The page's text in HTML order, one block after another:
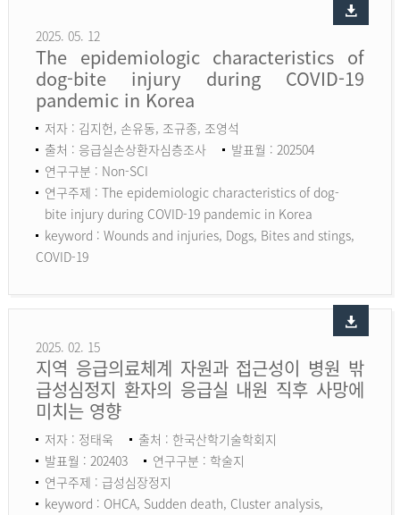
2025. 05. 12
The epidemiologic characteristics of
dog-bite injury during COVID-19
pandemic in Korea
저자 : 김지헌, 손유동, 조규종, 조영석
출처 : 응급실손상환자심층조사
발표월 : 202504
연구구분 : Non-SCI
연구주제 : The epidemiologic characteristics of dog-
bite injury during COVID-19 pandemic in Korea
keyword : Wounds and injuries, Dogs, Bites and stings,
COVID-19
2025. 02. 15
지역 응급의료체계 자원과 접근성이 병원 밖
급성심정지 환자의 응급실 내원 직후 사망에
미치는 영향
저자 : 정태욱
출처 : 한국산학기술학회지
발표월 : 202403
연구구분 : 학술지
연구주제 : 급성심장정지
keyword : OHCA, Sudden death, Cluster analysis,